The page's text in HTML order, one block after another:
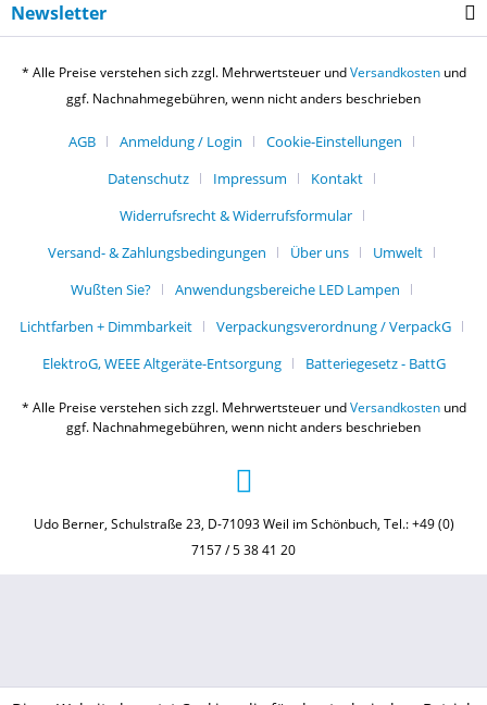
Newsletter
* Alle Preise verstehen sich zzgl. Mehrwertsteuer undVersandkostenund
ggf. Nachnahmegebühren, wenn nicht anders beschrieben
AGB Anmeldung / Login
Cookie-Einstellungen
Datenschutz
Impressum
Kontakt
Widerrufsrecht & Widerrufsformular
Versand- & Zahlungsbedingungen
Über uns
Umwelt
Wußten Sie?
Anwendungsbereiche LED Lampen
Lichtfarben + Dimmbarkeit
Verpackungsverordnung / VerpackG
ElektroG, WEEE Altgeräte-Entsorgung
Batteriegesetz - BattG
* Alle Preise verstehen sich zzgl. Mehrwertsteuer undVersandkostenund
ggf. Nachnahmegebühren, wenn nicht anders beschrieben
Udo Berner, Schulstraße 23, D-71093 Weil im Schönbuch, Tel.: +49 (0)
7157 / 5 38 41 20